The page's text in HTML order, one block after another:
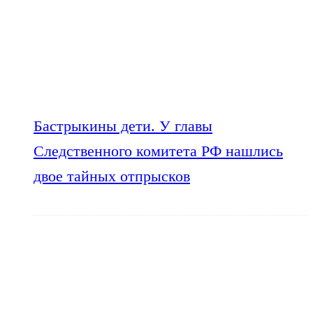
Бастрыкины дети. У главы
Следственного комитета РФ нашлись
двое тайных отпрысков